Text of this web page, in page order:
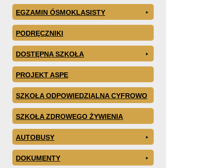
EGZAMIN ÓSMOKLASISTY
PODRĘCZNIKI
DOSTĘPNA SZKOŁA
PROJEKT ASPE
SZKOŁA ODPOWIEDZIALNA CYFROWO
SZKOŁA ZDROWEGO ŻYWIENIA
AUTOBUSY
DOKUMENTY